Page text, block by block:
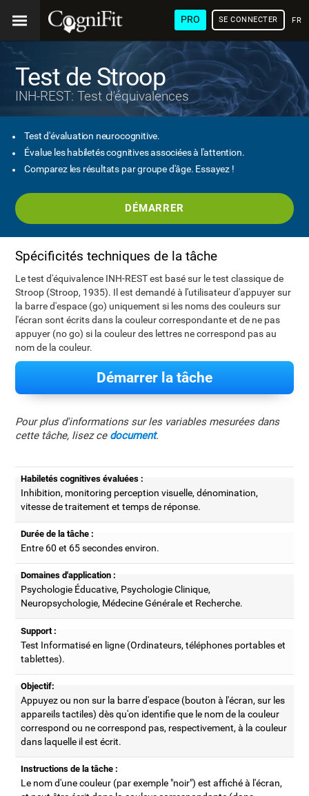
PRO SE CONNECTER
Test de Stroop
INH-REST: Test d'équivalences
Test d'évaluation neurocognitive.
Évalue les habiletés cognitives associées à l'attention.
Comparez les résultats par groupe d'âge. Essayez !
DÉMARRER
Spécificités techniques de la tâche
Le test d'équivalence INH-REST est basé sur le test classique de
Stroop (Stroop, 1935). Il est demandé à l'utilisateur d'appuyer sur
la barre d'espace (go) uniquement si les noms des couleurs sur
l'écran sont écrits dans la couleur correspondante et de ne pas
appuyer (no go) si la couleur des lettres ne correspond pas au
nom de la couleur.
Démarrer la tâche
Pour plus d'informations sur les variables mesurées dans
cette tâche, lisez ce document.
Habiletés cognitives évaluées :
Inhibition, monitoring perception visuelle, dénomination,
vitesse de traitement et temps de réponse.
Durée de la tâche :
Entre 60 et 65 secondes environ.
Domaines d'application :
Psychologie Éducative, Psychologie Clinique,
Neuropsychologie, Médecine Générale et Recherche.
Support :
Test Informatisé en ligne (Ordinateurs, téléphones portables et
tablettes).
Objectif:
Appuyez ou non sur la barre d'espace (bouton à l'écran, sur les
appareils tactiles) dès qu'on identifie que le nom de la couleur
correspond ou ne correspond pas, respectivement, à la couleur
dans laquelle il est écrit.
Instructions de la tâche :
Le nom d'une couleur (par exemple "noir") est affiché à l'écran,